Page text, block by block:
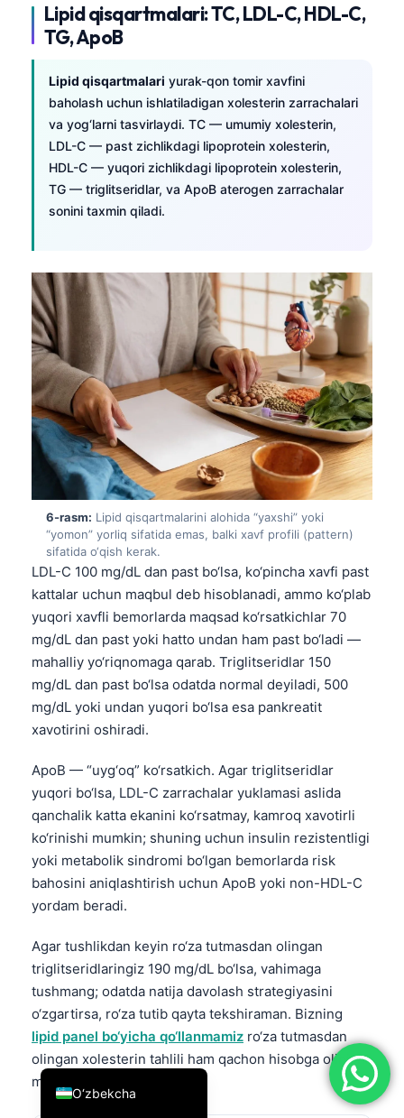
Lipid qisqartmalari: TC, LDL-C, HDL-C,
TG, ApoB
Lipid qisqartmalari yurak-qon tomir xavfini
baholash uchun ishlatiladigan xolesterin zarrachalari
va yog‘larni tasvirlaydi. TC — umumiy xolesterin,
LDL-C — past zichlikdagi lipoprotein xolesterin,
HDL-C — yuqori zichlikdagi lipoprotein xolesterin,
TG — triglitseridlar, va ApoB aterogen zarrachalar
sonini taxmin qiladi.
6-rasm: Lipid qisqartmalarini alohida “yaxshi” yoki
“yomon” yorliq sifatida emas, balki xavf profili (pattern)
sifatida o‘qish kerak.
LDL-C 100 mg/dL dan past bo‘lsa, ko‘pincha xavfi past
kattalar uchun maqbul deb hisoblanadi, ammo ko‘plab
yuqori xavfli bemorlarda maqsad ko‘rsatkichlar 70
mg/dL dan past yoki hatto undan ham past bo‘ladi —
mahalliy yo‘riqnomaga qarab. Triglitseridlar 150
mg/dL dan past bo‘lsa odatda normal deyiladi, 500
mg/dL yoki undan yuqori bo‘lsa esa pankreatit
xavotirini oshiradi.
ApoB — “uyg‘oq” ko‘rsatkich. Agar triglitseridlar
yuqori bo‘lsa, LDL-C zarrachalar yuklamasi aslida
qanchalik katta ekanini ko‘rsatmay, kamroq xavotirli
ko‘rinishi mumkin; shuning uchun insulin rezistentligi
yoki metabolik sindromi bo‘lgan bemorlarda risk
bahosini aniqlashtirish uchun ApoB yoki non-HDL-C
yordam beradi.
Agar tushlikdan keyin ro‘za tutmasdan olingan
triglitseridlaringiz 190 mg/dL bo‘lsa, vahimaga
tushmang; odatda natija davolash strategiyasini
o‘zgartirsa, ro‘za tutib qayta tekshiraman. Bizning
lipid panel bo‘yicha qo‘llanmamiz ro‘za tutmasdan
olingan xolesterin tahlili ham qachon hisobga olinishi
mumkinligini tushuntiradi.
O‘zbekcha
English
Deutsch
العربية
Français
עִבְרִית
Italiano
Español
Português
Ελληνικά
Türkçe
Română
简体中文
فارسی
Български
Dansk
Nederlands
Bahasa Indonesia
Հայերեն
Íslenska
Српски језик
Svenska
Bosanski
Azərbaycan dili
日本語
Čeština
Lietuvių kalba
Polski
한국어
Slovenščina
Magyar
Shqip
বাংলা